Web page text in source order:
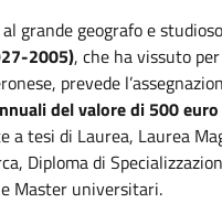
grande geografo e studioso
2005), che ha vissuto
prevede
del valore di 500 euro
a tesi di Laurea, Laurea
Diploma di
Master universitari.